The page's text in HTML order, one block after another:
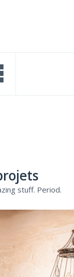
stuff. Period.